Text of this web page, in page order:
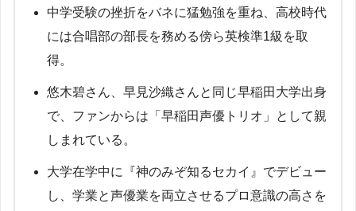
中学受験の挫折をバネに猛勉強を重ね、高校時代
には合唱部の部長を務める傍ら英検準1級を取
得。
悠木碧さん、早見沙織さんと同じ早稲田大学出身
で、ファンからは「早稲田声優トリオ」として親
しまれている。
大学在学中に『神のみぞ知るセカイ』でデビュー
し、学業と声優業を両立させるプロ意識の高さを